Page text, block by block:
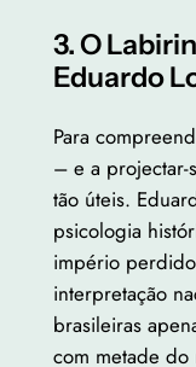
3. O
Eduardo
Para
– e a projectar-
tão úteis.
psicologia
império
interpretação
brasileiras
com metade do